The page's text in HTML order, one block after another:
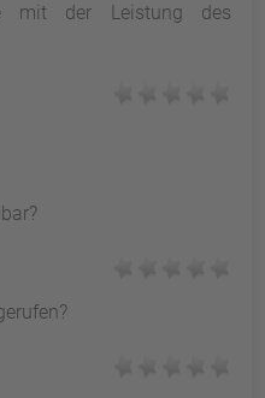
mit der Leistung des